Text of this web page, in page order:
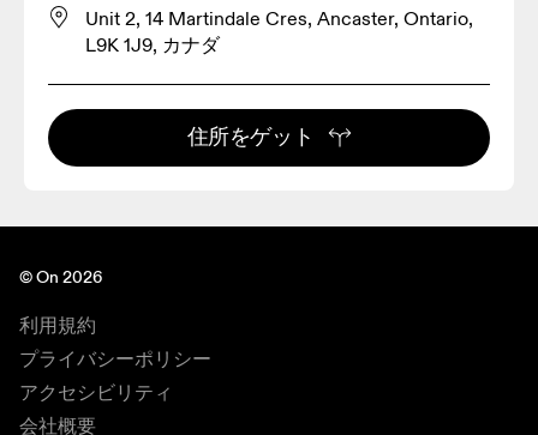
Unit 2, 14 Martindale Cres, Ancaster, Ontario,
L9K 1J9, カナダ
住所をゲット
© On 2026
利用規約
プライバシーポリシー
アクセシビリティ
会社概要